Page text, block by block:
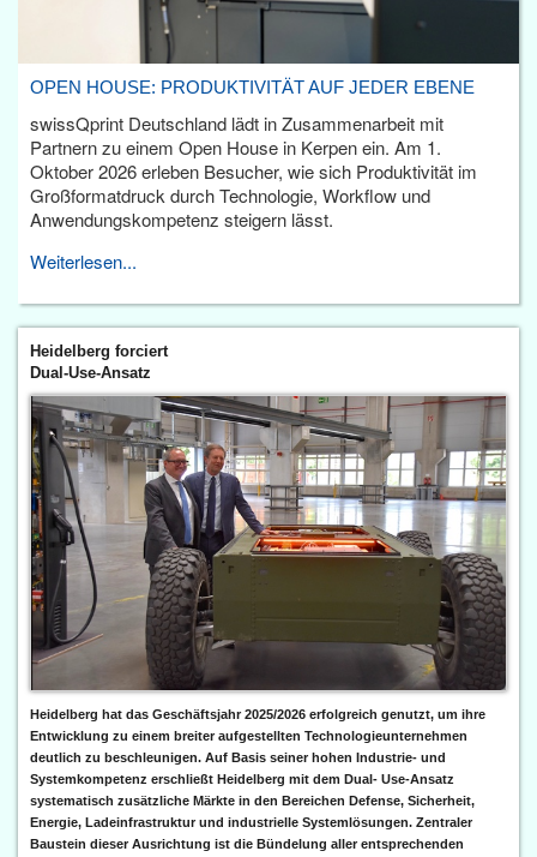
OPEN HOUSE: PRODUKTIVITÄT AUF JEDER EBENE
swissQprint Deutschland lädt in Zusammenarbeit mit
Partnern zu einem Open House in Kerpen ein. Am 1.
Oktober 2026 erleben Besucher, wie sich Produktivität im
Großformatdruck durch Technologie, Workflow und
Anwendungskompetenz steigern lässt.
Weiterlesen...
Heidelberg forciert
Dual-Use-Ansatz
Heidelberg hat das Geschäftsjahr 2025/2026 erfolgreich genutzt, um ihre
Entwicklung zu einem breiter aufgestellten Technologieunternehmen
deutlich zu beschleunigen. Auf Basis seiner hohen Industrie- und
Systemkompetenz erschließt Heidelberg mit dem Dual- Use-Ansatz
systematisch zusätzliche Märkte in den Bereichen Defense, Sicherheit,
Energie, Ladeinfrastruktur und industrielle Systemlösungen. Zentraler
Baustein dieser Ausrichtung ist die Bündelung aller entsprechenden